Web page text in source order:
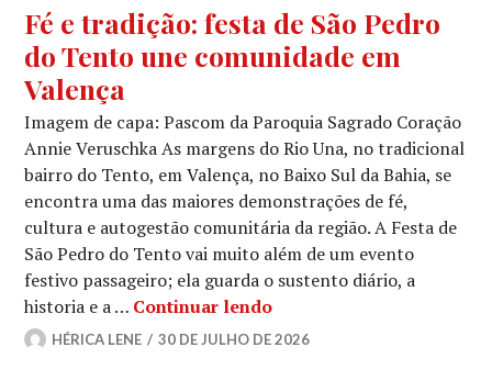
Fé e tradição: festa de São Pedro
do Tento une comunidade em
Valença
Imagem de capa: Pascom da Paroquia Sagrado Coração
Annie Veruschka As margens do Rio Una, no tradicional
bairro do Tento, em Valença, no Baixo Sul da Bahia, se
encontra uma das maiores demonstrações de fé,
cultura e autogestão comunitária da região. A Festa de
São Pedro do Tento vai muito além de um evento
festivo passageiro; ela guarda o sustento diário, a
historia e a … Continuar lendoFé e tradição: festa de
HÉRICA LENE 30 DE JULHO DE 2026